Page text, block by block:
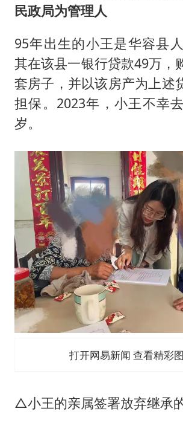
民政局为管理人
95年出生的小王是华容县
其在该县一银行贷款49万，
套房子，并以该房产为上述
担保。2023年，小王不幸
岁。
打开网易新闻 查看精彩
△小王的亲属签署放弃继承的